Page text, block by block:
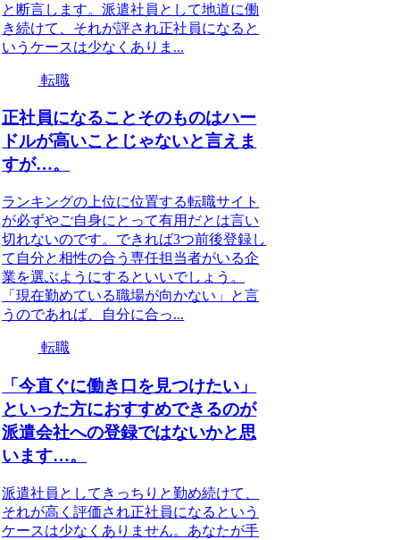
と断言します。派遣社員として地道に働
き続けて、それが評され正社員になると
いうケースは少なくありま...
転職
正社員になることそのものはハー
ドルが高いことじゃないと言えま
すが…。
ランキングの上位に位置する転職サイト
が必ずやご自身にとって有用だとは言い
切れないのです。できれば3つ前後登録し
て自分と相性の合う専任担当者がいる企
業を選ぶようにするといいでしょう。
「現在勤めている職場が向かない」と言
うのであれば、自分に合っ...
転職
「今直ぐに働き口を見つけたい」
といった方におすすめできるのが
派遣会社への登録ではないかと思
います…。
派遣社員としてきっちりと勤め続けて、
それが高く評価され正社員になるという
ケースは少なくありません。あなたが手